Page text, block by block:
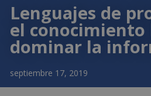
Lenguajes de
el conocimiento
dominar la
septiembre 17, 2019